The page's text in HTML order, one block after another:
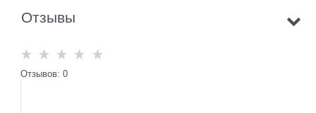
Отзывы
Отзывов: 0